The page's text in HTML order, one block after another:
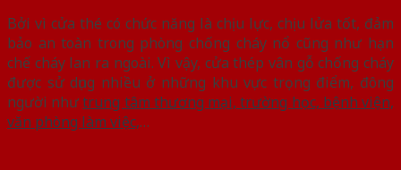
Bởi vì cửa thé có chức năng là chịu lực, chịu lửa tốt, đảm
bảo an toàn trong phòng chống cháy nổ cũng như hạn
chế cháy lan ra ngoài. Vì vậy, cửa thép vân gỗ chống cháy
được sử dụng nhiều ở những khu vực trọng điểm, đông
người nhưtrung tâm thương mại, trường học, bệnh viện,
văn phòng làm việc,…